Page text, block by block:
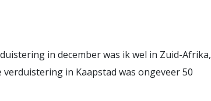
in december was ik wel in Zuid-Afrika,
in Kaapstad was ongeveer 50